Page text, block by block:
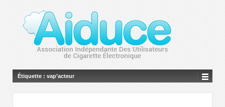
Étiquette : vap’acteur